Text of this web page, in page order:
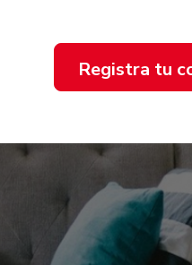
Registra tu